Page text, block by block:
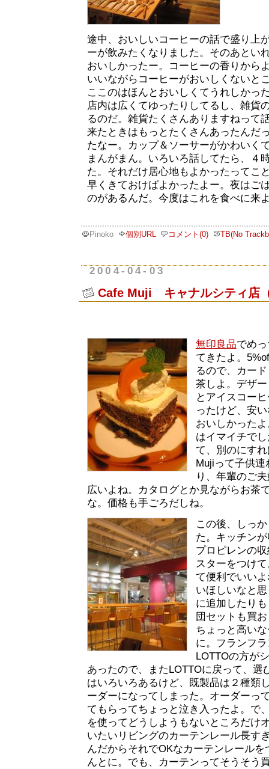
途中、おいしいコーヒーの話で盛り上
ーが飲みたくなりました。そのあとい
おいしかったー。コーヒーの香りから
いいながらコーヒーがおいしくないと
ここのはほんとおいしくてうれしかっ
店内は広くてゆったりしてるし、雑貨
るのだ。雑貨たくさんありますねって
来たときはもっとたくさんあったんだ
たなー。カップ＆ソーサーがかわいく
まんがまん。いろいろ話してたら、４
た。それだけ居心地もよかったってこ
早くきておけばよかったよー。夜はご
のがあるんだ。今度はこれを食べに来
Pinoko 個別URL コメント(0) TB(No
2004-04-03
Cafe Muji キャナルシティ店
無印良品でめ
てきたよ。
るので、カー
茶しよ。デザ
とアイスコー
ったけど、安
おいしかった
はイマイチで
て、別のにす
Mujiって子供
り、年輩のご
広いよね。カタログとか見ながらお茶
な。価格も手ごろだしね。
この後、しっ
た。キッチン
プロピレンの
スターをつけ
て便利でいい
いほしいなと
に追加したり
団セットも買
ちょっと高い
に。フランフ
LOTTOの方が
あったので、またLOTTOに戻って、選
はいろいろあるけど、既製品は２種類
ーダーになってしまった。オーダーっ
てもらってちょっと泣き入ったよ。で
を使ってどうしようもないところだけ
いたいリビングのカーテンレール長す
んだからそれでOKなカーテンレール
んとに。でも、カーテンってそうそう